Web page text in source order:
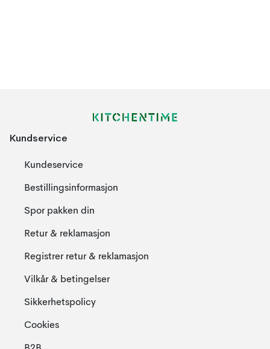
Kundservice
Kundeservice
Bestillingsinformasjon
Spor pakken din
Retur & reklamasjon
Registrer retur & reklamasjon
Vilkår & betingelser
Sikkerhetspolicy
Cookies